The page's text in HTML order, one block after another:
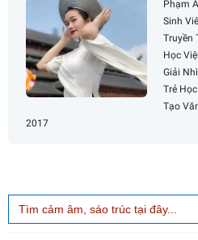
Phạm
Sinh
Truyền
Học
Giải
Trẻ
Tạo
2017
Search
for: